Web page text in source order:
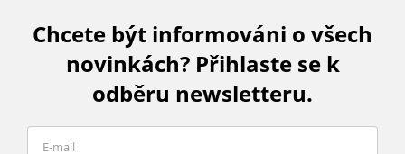
Chcete být informováni o všech
novinkách? Přihlaste se k
odběru newsletteru.